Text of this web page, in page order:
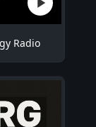
Radio